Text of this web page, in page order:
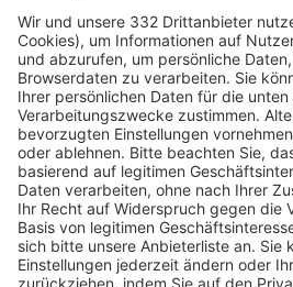
HÄUFIG BESUCHTE SEITEN
Pässe und Vereinswechsel
Trainerausbildung
Schulungsangebot Vereinsmitarbeiter
BFV-Geschäftsstellen
Trainerbörse
Login SpielPlus